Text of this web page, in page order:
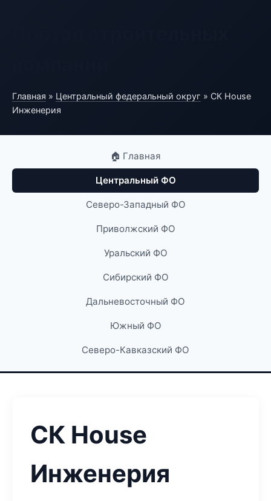
Главная » Центральный федеральный округ » СК House
Инженерия
🏠 Главная
Центральный ФО
Северо-Западный ФО
Приволжский ФО
Уральский ФО
Сибирский ФО
Дальневосточный ФО
Южный ФО
Северо-Кавказский ФО
СК House
Инженерия